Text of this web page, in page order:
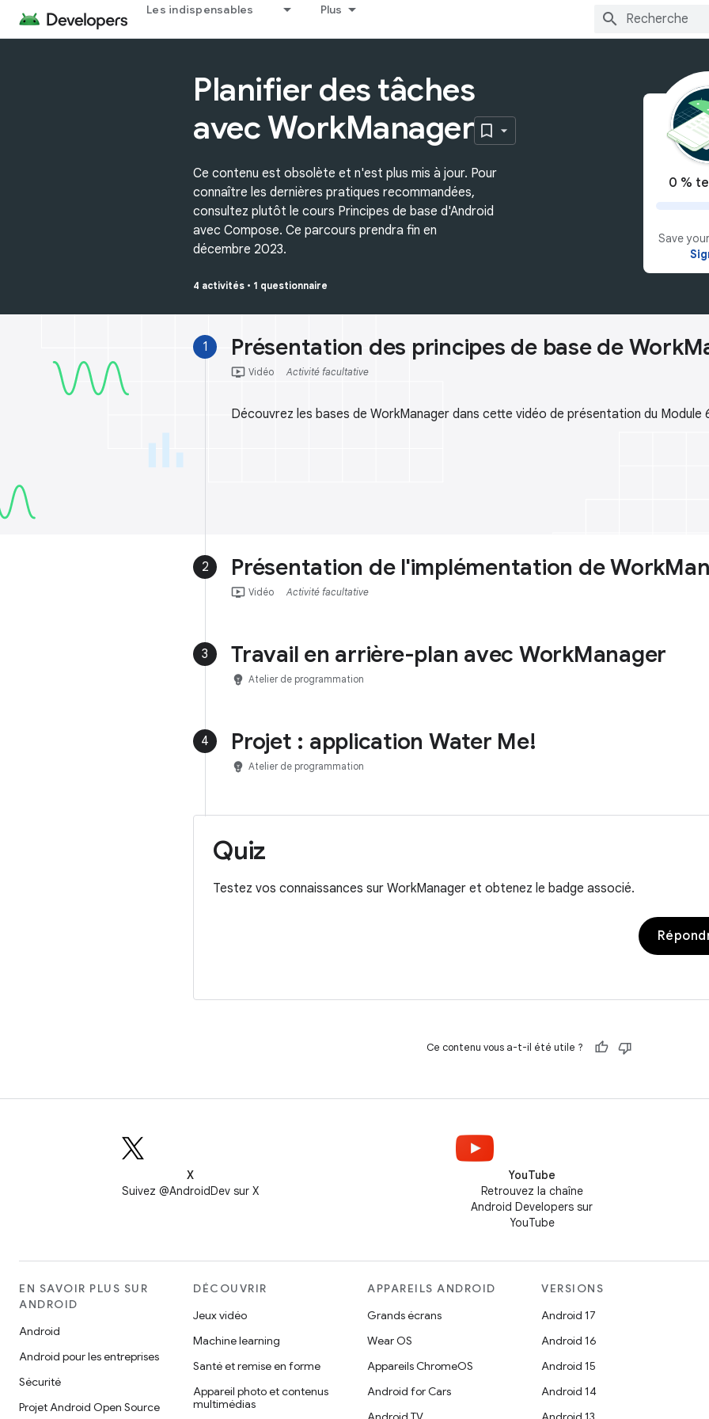
Les indispensables Plus
Planifier des tâches
avec WorkManager
Ce contenu est obsolète et n'est plus mis à jour. Pour
connaître les dernières pratiques recommandées,
consultez plutôt le cours Principes de base d'Android
avec Compose. Ce parcours prendra fin en
décembre 2023.
4 activités • 1 questionnaire
0 %
Save
1 Présentation des principes de base de
ondemand_video Vidéo Activité facultative
Découvrez les bases de WorkManager dans cette vidéo de présentation du Module
2 Présentation de l'implémentation de
ondemand_video Vidéo Activité facultative
3 Travail en arrière-plan avec WorkManager
emoji_objects Atelier de programmation
4 Projet : application Water Me!
emoji_objects Atelier de programmation
Quiz
Testez vos connaissances sur WorkManager et obtenez le badge associé.
Ce contenu vous a-t-il été utile ?
X
Suivez @AndroidDev sur X
YouTube
Retrouvez la chaîne
Android Developers sur
YouTube
EN SAVOIR PLUS SUR
ANDROID
Android
Android pour les entreprises
Sécurité
Projet Android Open Source
DÉCOUVRIR
Jeux vidéo
Machine learning
Santé et remise en forme
Appareil photo et contenus
multimédias
APPAREILS ANDROID
Grands écrans
Wear OS
Appareils ChromeOS
Android for Cars
VERSIONS
Android 17
Android 16
Android 15
Android 14